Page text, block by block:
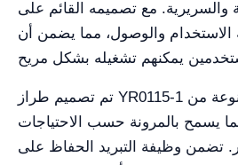
والسريرية. مع تصميمه القائم على
الاستخدام والوصول، مما يضمن أن
تم تصميم طراز YR0115-1 لاستيعاب مجموعة متنوعة من
مما يسمح بالمرونة حسب الاحتياجات
تضمن وظيفة التبريد الحفاظ على